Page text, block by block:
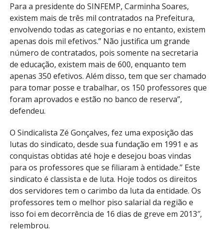
Para a presidente do SINFEMP, Carminha Soares,
existem mais de três mil contratados na Prefeitura,
envolvendo todas as categorias e no entanto, existem
apenas dois mil efetivos.” Não justifica um grande
número de contratados, pois somente na secretaria
de educação, existem mais de 600, enquanto tem
apenas 350 efetivos. Além disso, tem que ser chamado
para tomar posse e trabalhar, os 150 professores que
foram aprovados e estão no banco de reserva”,
defendeu.
O Sindicalista Zé Gonçalves, fez uma exposição das
lutas do sindicato, desde sua fundação em 1991 e as
conquistas obtidas até hoje e desejou boas vindas
para os professores que se filiaram à entidade.” Este
sindicato é classista e de luta. Hoje todos os direitos
dos servidores tem o carimbo da luta da entidade. Os
professores tem o melhor piso salarial da região e
isso foi em decorrência de 16 dias de greve em 2013″,
relembrou.